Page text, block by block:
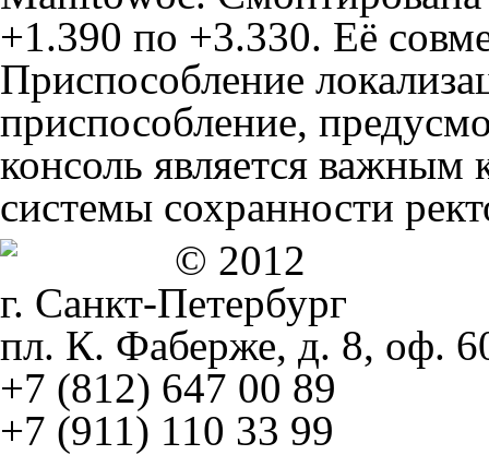
+1.390 по +3.330. Её
Приспособление
приспособление,
консоль является
системы сохранности
© 2012
г. Санкт-Петербург
пл. К. Фаберже, д. 8, оф.
+7 (812) 647 00 89
+7 (911) 110 33 99